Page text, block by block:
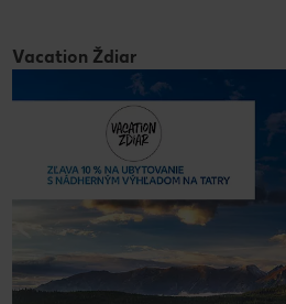
Vacation Ždiar